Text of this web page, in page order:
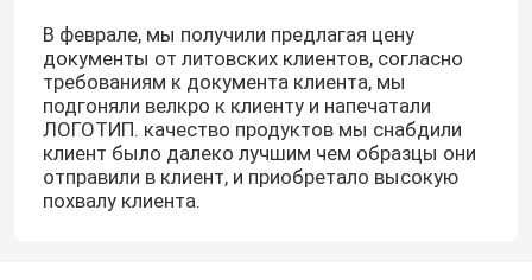
В феврале, мы получили предлагая цену
документы от литовских клиентов, согласно
требованиям к документа клиента, мы
подгоняли велкро к клиенту и напечатали
ЛОГОТИП. качество продуктов мы снабдили
клиент было далеко лучшим чем образцы они
отправили в клиент, и приобретало высокую
похвалу клиента.